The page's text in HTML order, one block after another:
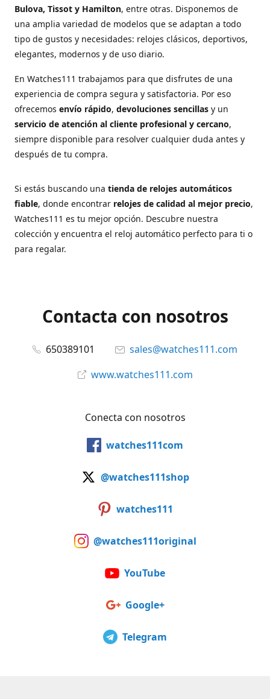
Bulova, Tissot y Hamilton, entre otras. Disponemos de
una amplia variedad de modelos que se adaptan a todo
tipo de gustos y necesidades: relojes clásicos, deportivos,
elegantes, modernos y de uso diario.
En Watches111 trabajamos para que disfrutes de una
experiencia de compra segura y satisfactoria. Por eso
ofrecemos envío rápido, devoluciones sencillas y un
servicio de atención al cliente profesional y cercano,
siempre disponible para resolver cualquier duda antes y
después de tu compra.
Si estás buscando una tienda de relojes automáticos
fiable, donde encontrar relojes de calidad al mejor precio,
Watches111 es tu mejor opción. Descubre nuestra
colección y encuentra el reloj automático perfecto para ti o
para regalar.
Contacta con nosotros
650389101
sales@watches111.com
www.watches111.com
Conecta con nosotros
watches111com
@watches111shop
watches111
@watches111original
YouTube
Google+
Telegram